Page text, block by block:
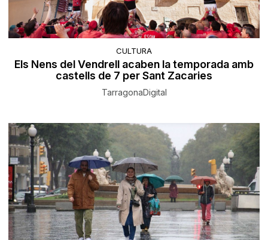
CULTURA
Els Nens del Vendrell acaben la temporada amb
castells de 7 per Sant Zacaries
TarragonaDigital